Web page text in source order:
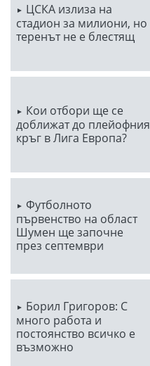
ЦСКА излиза на
стадион за милиони, но
теренът не е блестящ
Кои отбори ще се
доближат до плейофния
кръг в Лига Европа?
Футболното
първенство на област
Шумен ще започне
през септември
Борил Григоров: С
много работа и
постоянство всичко е
възможно